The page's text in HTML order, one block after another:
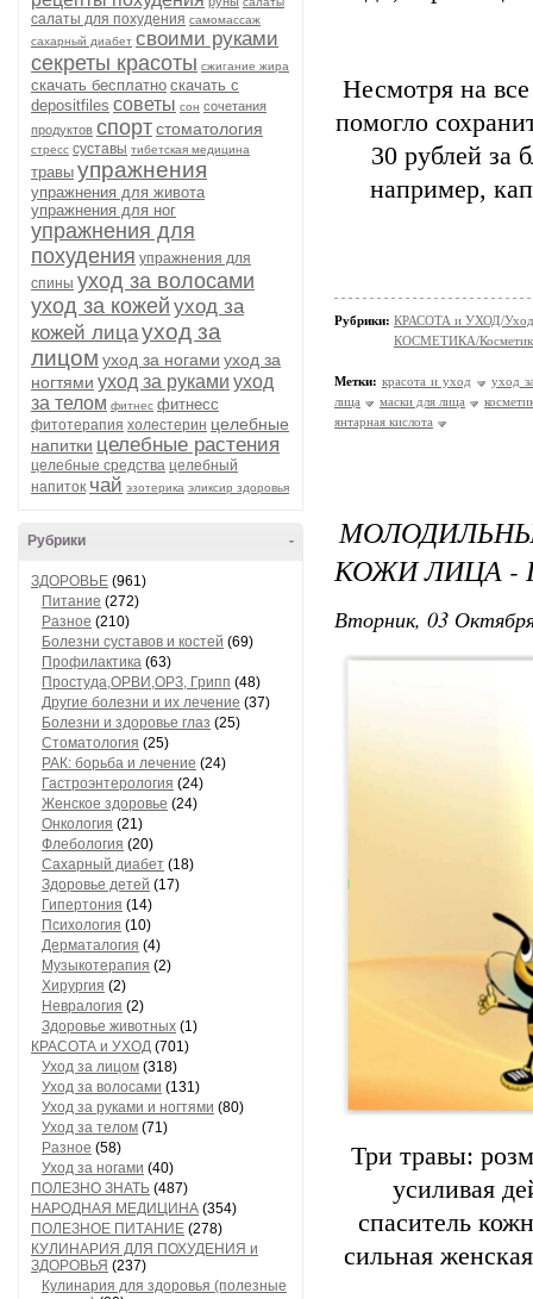
салаты для похудения самомассаж
сахарный диабет своими руками
секреты красоты сжигание жира
скачать бесплатно скачать с
depositfiles советы сон сочетания
продуктов спортстоматология
стресс суставы тибетская медицина
травы упражнения
упражнения для живота
упражнения для ног
упражнения для
похудения упражнения для
спины уход за волосами
уход за кожей уход за
кожей лицауход за
лицом уход за ногами уход за
ногтями уход за руками уход
за телом фитнес фитнесс
фитотерапия холестерин целебные
напитки целебные растения
целебные средства целебный
напиток чай эзотерика эликсир здоровья
-
Рубрики
ЗДОРОВЬЕ (961)
Питание (272)
Разное (210)
Болезни суставов и костей (69)
Профилактика (63)
Простуда,ОРВИ,ОРЗ, Грипп (48)
Другие болезни и их лечение (37)
Болезни и здоровье глаз (25)
Стоматология (25)
РАК: борьба и лечение (24)
Гастроэнтерология (24)
Женское здоровье (24)
Онкология (21)
Флебология (20)
Сахарный диабет (18)
Здоровье детей (17)
Гипертония (14)
Психология (10)
Дерматалогия (4)
Музыкотерапия (2)
Хирургия (2)
Невралогия (2)
Здоровье животных (1)
КРАСОТА и УХОД (701)
Уход за лицом (318)
Уход за волосами (131)
Уход за руками и ногтями (80)
Уход за телом (71)
Разное (58)
Уход за ногами (40)
ПОЛЕЗНО ЗНАТЬ (487)
НАРОДНАЯ МЕДИЦИНА (354)
ПОЛЕЗНОЕ ПИТАНИЕ (278)
КУЛИНАРИЯ ДЛЯ ПОХУДЕНИЯ и
ЗДОРОВЬЯ (237)
Кулинария для здоровья (полезные
Несмотря на
помогло
30 рублей за
например,
Рубрики: КРАСОТА и УХОД/Уход
КОСМЕТИКА/
Метки: красота и уход
уход
лица
маски для лица
янтарная кислота
КОЖИ ЛИЦА -
Вторник, 03
Три травы:
усиливая
спаситель
сильная